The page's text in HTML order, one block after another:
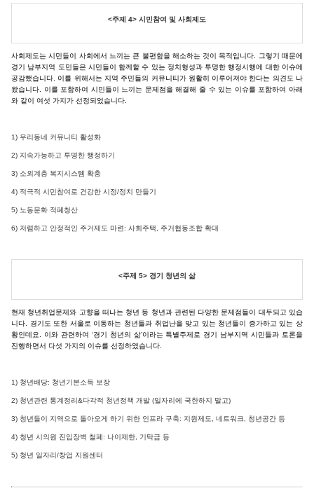
<주제 4> 시민참여 및 사회제도
사회제도는 시민들이 사회에서 느끼는 큰 불편함을 해소하는 것이 목적입니다. 그렇기 때문에
경기 남부지역 도민들은 시민들이 함께할 수 있는 정치형성과 투명한 행정시행에 대한 이슈에
공감했습니다. 이를 위해서는 지역 주민들의 커뮤니티가 원활히 이루어져야 한다는 의견도 나
왔습니다. 이를 포함하여 시민들이 느끼는 문제점을 해결해 줄 수 있는 이슈를 포함하여 아래
와 같이 여섯 가지가 선정되었습니다.
1) 우리동네 커뮤니티 활성화
2) 지속가능하고 투명한 행정하기
3) 소외계층 복지시스템 확충
4) 적극적 시민참여로 건강한 시정/정치 만들기
5) 노동문화 적폐청산
6) 저렴하고 안정적인 주거제도 마련: 사회주택, 주거협동조합 확대
<주제 5> 경기 청년의 삶
현재 청년취업문제와 고향을 떠나는 청년 등 청년과 관련된 다양한 문제점들이 대두되고 있습
니다. 경기도 또한 서울로 이동하는 청년들과 취업난을 맞고 있는 청년들이 증가하고 있는 상
황인데요. 이와 관련하여 ‘경기 청년의 삶’이라는 특별주제로 경기 남부지역 시민들과 토론을
진행하면서 다섯 가지의 이슈를 선정하였습니다.
1) 청년배당: 청년기본소득 보장
2) 청년관련 통계정리&다각적 청년정책 개발 (일자리에 국한하지 말고)
3) 청년들이 지역으로 돌아오게 하기 위한 인프라 구축: 지원제도, 네트워크, 청년공간 등
4) 청년 시의원 진입장벽 철폐: 나이제한, 기탁금 등
5) 청년 일자리/창업 지원센터